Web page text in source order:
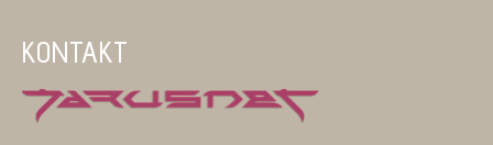
KONTAKT